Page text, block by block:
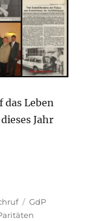
das Leben
Jahr
Gruhl –
Schlagwörter
GdP